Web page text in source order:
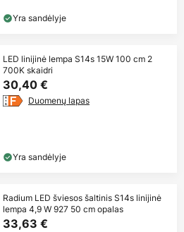
Yra sandėlyje
LED linijinė lempa S14s 15W 100 cm 2
700K skaidri
30,40 €
Duomenų lapas
Yra sandėlyje
Radium LED šviesos šaltinis S14s linijinė
lempa 4,9 W 927 50 cm opalas
33,63 €